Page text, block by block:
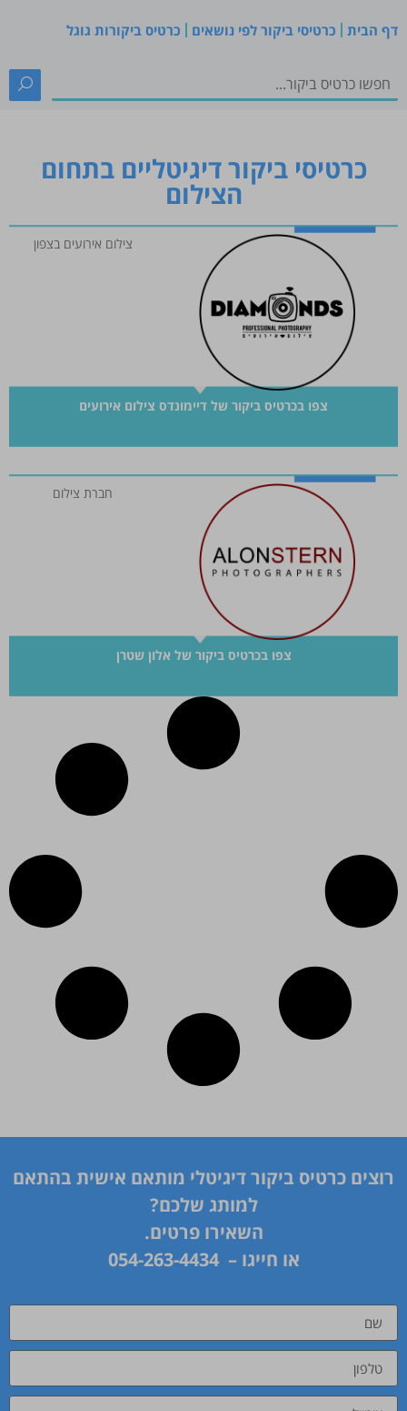
דף הבית כרטיסי ביקור לפי נושאים כרטיס ביקורות גוגל
כרטיסי ביקור דיגיטליים בתחום
הצילום
צילום אירועים בצפון
צפו בכרטיס ביקור של דיימונדס צילום אירועים
חברת צילום
צפו בכרטיס ביקור של אלון שטרן
רוצים כרטיס ביקור דיגיטלי מותאם אישית בהתאם
למותג שלכם?
השאירו פרטים.
או חייגו –054-263-4434